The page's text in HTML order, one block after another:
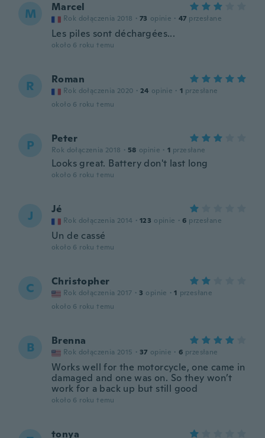
M Marcel
Rok dołączenia 2018 · 73 opinie · 47 przesłane
Les piles sont déchargées...
około 6 roku temu
R Roman
Rok dołączenia 2020 · 24 opinie · 1 przesłane
około 6 roku temu
P Peter
Rok dołączenia 2018 · 58 opinie · 1 przesłane
Looks great. Battery don't last long
około 6 roku temu
J Jé
Rok dołączenia 2014 · 123 opinie · 6 przesłane
Un de cassé
około 6 roku temu
C Christopher
Rok dołączenia 2017 · 3 opinie · 1 przesłane
około 6 roku temu
B Brenna
Rok dołączenia 2015 · 37 opinie · 6 przesłane
Works well for the motorcycle, one came in
damaged and one was on. So they won’t
work for a back up but still good
około 6 roku temu
tonya